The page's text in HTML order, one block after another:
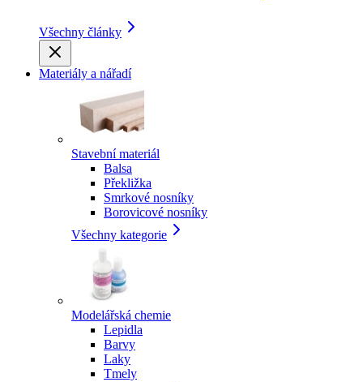
Všechny články
Materiály a nářadí
Stavební materiál
Balsa
Překližka
Smrkové nosníky
Borovicové nosníky
Všechny kategorie
Modelářská chemie
Lepidla
Barvy
Laky
Tmely